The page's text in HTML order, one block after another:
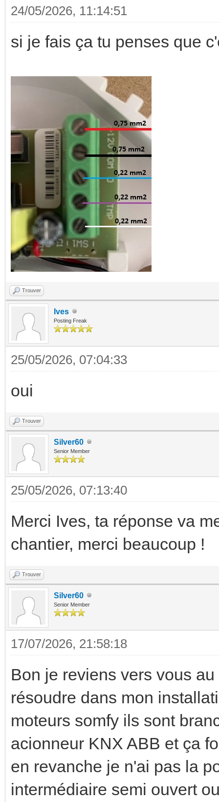
24/05/2026, 11:14:51
si je fais ça tu penses que
Trouver
Ives
Posting Freak
25/05/2026, 07:04:33
oui
Trouver
Silver60
Senior Member
25/05/2026, 07:13:40
Merci Ives, ta réponse va
chantier, merci beaucoup !
Trouver
Silver60
Senior Member
17/07/2026, 21:58:18
Bon je reviens vers vous
résoudre dans mon
moteurs somfy ils sont
acionneur KNX ABB et ça
en revanche je n'ai pas la
intermédiaire semi ouvert